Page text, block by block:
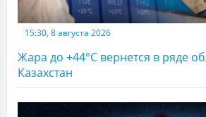
15:30, 8 августа 2026
Жара до +44°С вернется в ряде
Казахстан